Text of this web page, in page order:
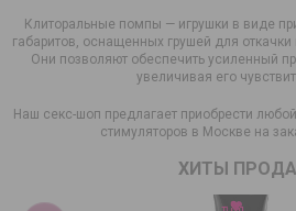
Клиторальные помпы — игрушки в виде
габаритов, оснащенных грушей для
Они позволяют обеспечить усиленный
увеличивая его
Наш секс-шоп предлагает приобрести
стимуляторов в Москве на
ХИТЫ